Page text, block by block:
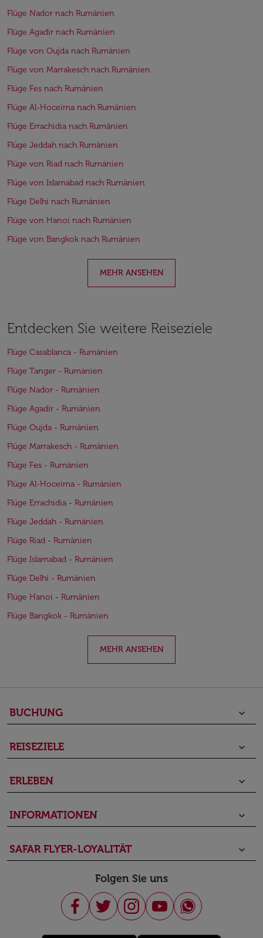
Flüge Nador nach Rumänien
Flüge Agadir nach Rumänien
Flüge von Oujda nach Rumänien
Flüge von Marrakesch nach Rumänien
Flüge Fes nach Rumänien
Flüge Al-Hoceima nach Rumänien
Flüge Errachidia nach Rumänien
Flüge Jeddah nach Rumänien
Flüge von Riad nach Rumänien
Flüge von Islamabad nach Rumänien
Flüge Delhi nach Rumänien
Flüge von Hanoi nach Rumänien
Flüge von Bangkok nach Rumänien
MEHR ANSEHEN
Entdecken Sie weitere Reiseziele
Flüge Casablanca - Rumänien
Flüge Tanger - Rumänien
Flüge Nador - Rumänien
Flüge Agadir - Rumänien
Flüge Oujda - Rumänien
Flüge Marrakesch - Rumänien
Flüge Fes - Rumänien
Flüge Al-Hoceima - Rumänien
Flüge Errachidia - Rumänien
Flüge Jeddah - Rumänien
Flüge Riad - Rumänien
Flüge Islamabad - Rumänien
Flüge Delhi - Rumänien
Flüge Hanoi - Rumänien
Flüge Bangkok - Rumänien
MEHR ANSEHEN
BUCHUNG keyboard_arrow_down
REISEZIELE keyboard_arrow_down
ERLEBEN keyboard_arrow_down
INFORMATIONEN keyboard_arrow_down
SAFAR FLYER-LOYALITÄT keyboard_arrow_down
Folgen Sie uns